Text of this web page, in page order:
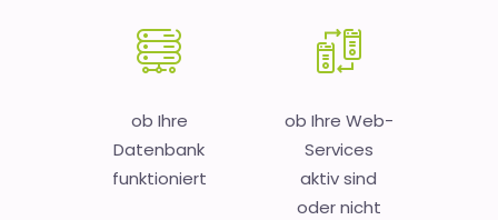
ob Ihre
Datenbank
funktioniert
ob Ihre Web-
Services
aktiv sind
oder nicht